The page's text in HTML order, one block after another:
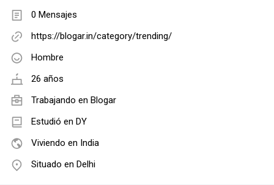
0 Mensajes
https://blogar.in/category/trending/
Hombre
26 años
Trabajando en Blogar
Estudió en DY
Viviendo en India
Situado en Delhi